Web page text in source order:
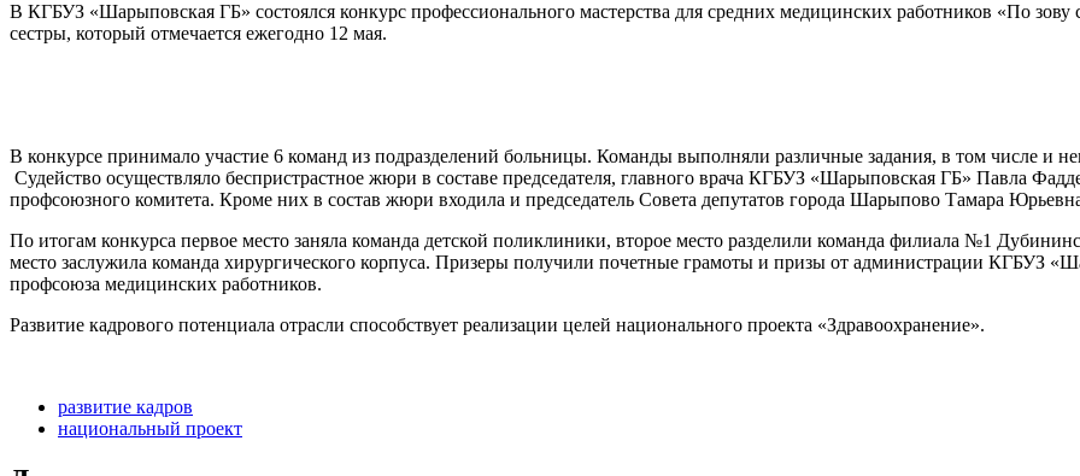
В КГБУЗ «Шарыповская ГБ» состоялся конкурс профессионального мастерства для средних медицинских работников «По
сестры, который отмечается ежегодно 12 мая.
В конкурсе принимало участие 6 команд из подразделений больницы. Команды выполняли различные задания, в том числе и
Судейство осуществляло беспристрастное жюри в составе председателя, главного врача КГБУЗ «Шарыповская ГБ» Павла
профсоюзного комитета. Кроме них в состав жюри входила и председатель Совета депутатов города Шарыпово Тамара
По итогам конкурса первое место заняла команда детской поликлиники, второе место разделили команда филиала №1
место заслужила команда хирургического корпуса. Призеры получили почетные грамоты и призы от администрации КГБУЗ
профсоюза медицинских работников.
Развитие кадрового потенциала отрасли способствует реализации целей национального проекта «Здравоохранение».
развитие кадров
национальный проект